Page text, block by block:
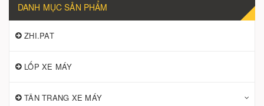
DANH MỤC SẢN PHẨM
ZHI.PAT
LỐP XE MÁY
TÂN TRANG XE MÁY